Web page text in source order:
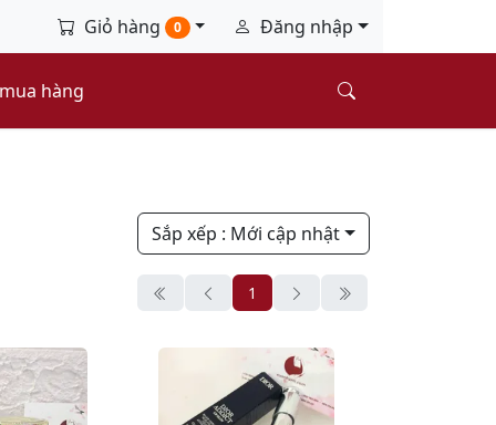
Giỏ hàng 0 Đăng nhập
hàng
Sắp xếp : Mới cập nhật
1